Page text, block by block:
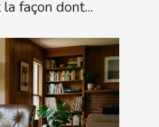
façon dont...